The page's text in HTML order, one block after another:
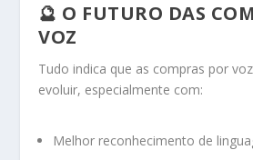
🔮 O FUTURO DAS
VOZ
Tudo indica que as compras por
evoluir, especialmente com:
Melhor reconhecimento de